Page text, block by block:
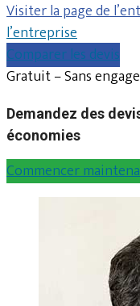
Visiter la page de
l’entreprise
Comparer les devis
Gratuit – Sans
Demandez des
économies
Commencer